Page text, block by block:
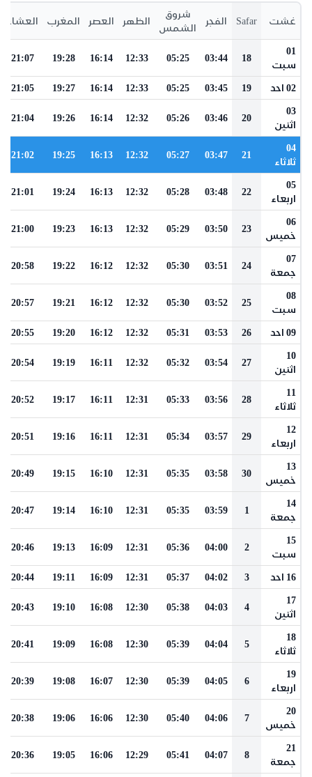
غشت Safar الفجر
شروق
الشمس
الظهر العصر المغرب العشاء
01
سبت
18
03:44
05:25
12:33
16:14
19:28
21:07
02 احد 19
03:45
05:25
12:33
16:14
19:27
21:05
03
اثنين
20
03:46
05:26
12:32
16:14
19:26
21:04
04
ثلاثاء
21
03:47
05:27
12:32
16:13
19:25
21:02
05
اربعاء
22
03:48
05:28
12:32
16:13
19:24
21:01
06
خميس
23
03:50
05:29
12:32
16:13
19:23
21:00
07
جمعة
24
03:51
05:30
12:32
16:12
19:22
20:58
08
سبت
25
03:52
05:30
12:32
16:12
19:21
20:57
09 احد 26
03:53
05:31
12:32
16:12
19:20
20:55
10
اثنين
27
03:54
05:32
12:32
16:11
19:19
20:54
11
ثلاثاء
28
03:56
05:33
12:31
16:11
19:17
20:52
12
اربعاء
29
03:57
05:34
12:31
16:11
19:16
20:51
13
خميس
30
03:58
05:35
12:31
16:10
19:15
20:49
14
جمعة
1
03:59
05:35
12:31
16:10
19:14
20:47
15
سبت
2
04:00
05:36
12:31
16:09
19:13
20:46
16 احد 3
04:02
05:37
12:31
16:09
19:11
20:44
17
اثنين
4
04:03
05:38
12:30
16:08
19:10
20:43
18
ثلاثاء
5
04:04
05:39
12:30
16:08
19:09
20:41
19
اربعاء
6
04:05
05:39
12:30
16:07
19:08
20:39
20
خميس
7
04:06
05:40
12:30
16:06
19:06
20:38
21
جمعة
8
04:07
05:41
12:29
16:06
19:05
20:36